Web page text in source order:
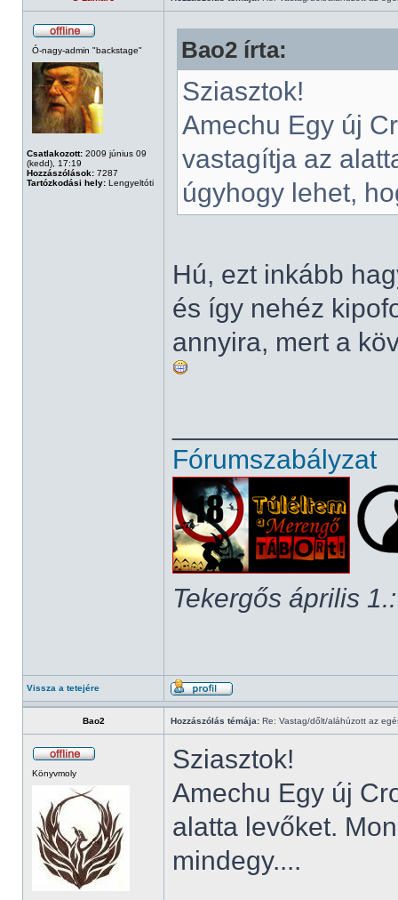
Ó-nagy-admin "backstage"
Csatlakozott: 2009 június 09
(kedd), 17:19
Hozzászólások: 7287
Tartózkodási hely: Lengyeltóti
Bao2 írta:
Sziasztok!
Amechu Egy új
vastagítja az
úgyhogy lehet,
Hú, ezt inkább
és így nehéz
annyira, mert a
Fórumszabályzat
Tekergős április 1.:
Vissza a tetejére
Bao2 Hozzászólás témája: Re: Vastag/dőlt/aláhúzott az
Könyvmoly
Sziasztok!
Amechu Egy új
alatta levőket.
mindegy....